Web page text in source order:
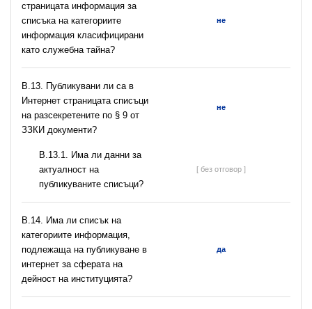
страницата информация за
списъка на категориите
информация класифицирани
като служебна тайна?
не
В.13. Публикувани ли са в
Интернет страницата списъци
на разсекретените по § 9 от
ЗЗКИ документи?
не
В.13.1. Има ли данни за
актуалност на
публикуваните списъци?
[ без отговор ]
В.14. Има ли списък на
категориите информация,
подлежаща на публикуване в
интернет за сферата на
дейност на институцията?
да